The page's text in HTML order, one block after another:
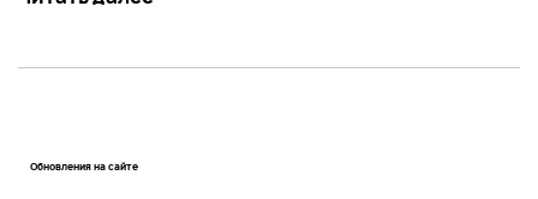
Обновления на сайте